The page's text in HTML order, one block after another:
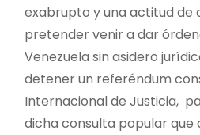
exabrupto y una actitud de
pretender venir a dar
Venezuela sin asidero
detener un referéndum
Internacional de Justicia,
dicha consulta popular que